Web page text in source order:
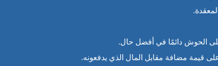
على الحوش دائمًا في أفضل حال.
قيمة مضافة مقابل المال الذي يدفعونه.